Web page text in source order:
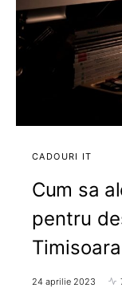
CADOURI IT
Cum sa
pentru
Timisoara
24 aprilie 2023